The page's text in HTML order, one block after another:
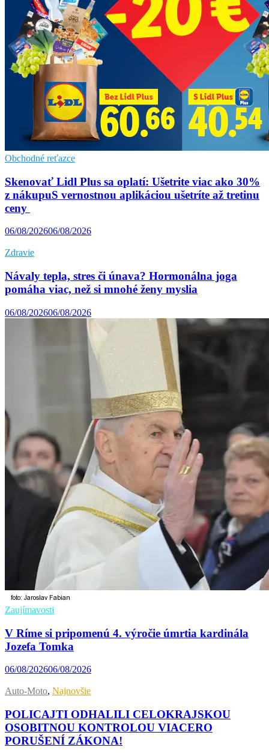
Obchodné reťazce
Skenovať Lidl Plus sa oplatí: Ušetrite viac ako 30%
z nákupuS vernostnou aplikáciou ušetríte až tretinu
ceny
06/08/202606/08/2026
Zdravie
Návaly tepla, stres či únava? Hormonálna joga
pomáha viac, než si mnohé ženy myslia
06/08/202606/08/2026
Zaujímavosti
V Ríme si pripomenú 4. výročie úmrtia kardinála
Jozefa Tomka
06/08/202606/08/2026
Auto-Moto, Najnovšie
POLICAJTI ODHALILI CELOKRAJSKOU
OSOBITNOU KONTROLOU VIACERO
PORUŠENÍ ZÁKONA!